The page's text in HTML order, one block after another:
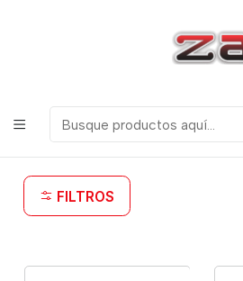
ELECTRONICOS,
Discretos
Protoboards
FILTROS